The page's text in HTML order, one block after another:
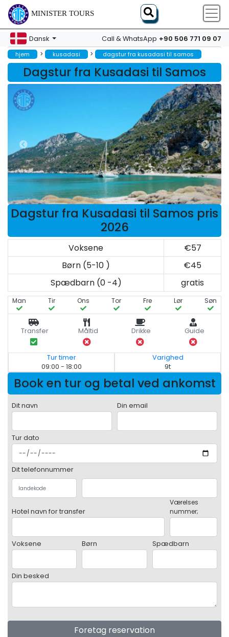
MINISTER TOURS
Dansk Call & WhatsApp +90 506 771 09 07
hjem > kusadasi > dagstur fra kusadasi til samos
Dagstur fra Kusadasi til Samos
Dagstur fra Kusadasi til Samos pris
2026
Voksene
€57
Børn (5-10 )
€45
Spædbarn (0 -4)
gratis
Man Tir Ons Tor Fre Lør Søn
Transfer Måltid Drikke Guide
Tur timer
09:00 - 18:00
Varighed
9t
Book en tur og betal ved ankomst
Dit navn Din email
Tur dato
Dit telefonnummer
Hotel navn for transfer
Værelses
nummer;
Voksene Børn Spædbarn
Din besked
Foretag reservation